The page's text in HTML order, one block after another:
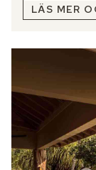
LÄS MER